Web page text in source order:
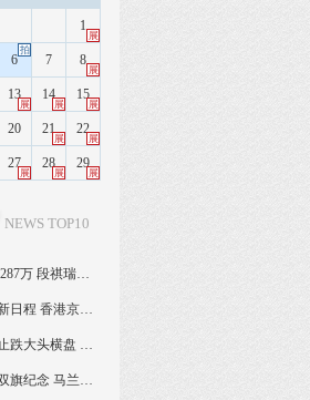
1
展
6
拍
7 8
展
13
展
14
展
15
展
20 21
展
22
展
27
展
28
展
29
展
NEWS TOP10
阿城哥:袁像飞龙金287万 段祺瑞执政金328万
2026年钱币春拍最新日程 香港京沪大拍连台
机制币月报：造总止跌大头横盘 北洋延续回落
华艺揭秘：褚玉璞双旗纪念 马兰背孙中山梅花